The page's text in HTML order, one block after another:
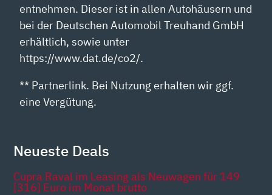
entnehmen. Dieser ist in allen Autohäusern und
bei der Deutschen Automobil Treuhand GmbH
erhältlich, sowie unter
https://www.dat.de/co2/.
** Partnerlink. Bei Nutzung erhalten wir ggf.
eine Vergütung.
Neueste Deals
Cupra Raval im Leasing als Neuwagen für 149
[316] Euro im Monat brutto